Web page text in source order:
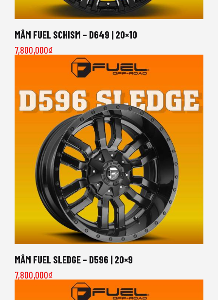
MÂM FUEL SCHISM – D649 | 20×10
7,800,000₫
MÂM FUEL SLEDGE – D596 | 20×9
7,800,000₫